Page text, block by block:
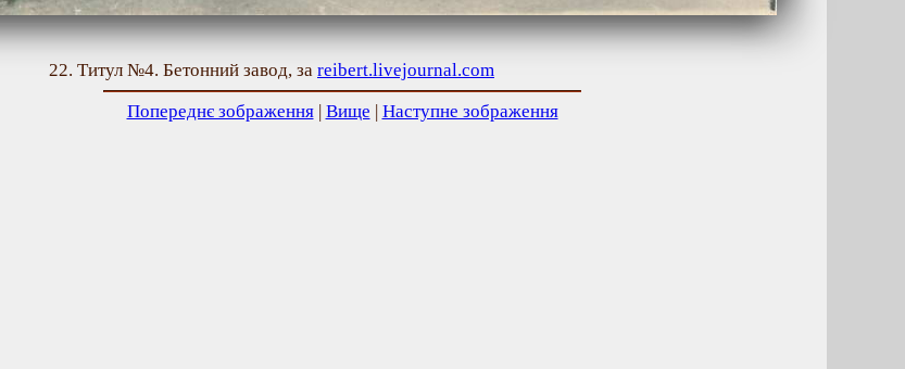
22. Титул №4. Бетонний завод, за reibert.livejournal.com
Попереднє зображення| Вище | Наступне зображення